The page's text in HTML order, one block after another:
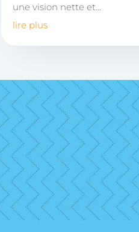
une vision nette et...
lire plus